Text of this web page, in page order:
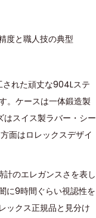
度と職人技の典型
された頑丈な904Lステ
。ケースは一体鍛造製
スイス製ラバー・シー
面はロレックスデザイ
のエレガンスさを表し
に9時間ぐらい視認性を
ックス正規品と見分け